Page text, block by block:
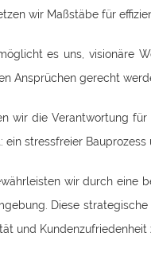
wir Maßstäbe für
es uns, visionäre
Ansprüchen gerecht
wir die Verantwortung
stressfreier
wir durch eine
Diese
und Kundenzufriedenheit